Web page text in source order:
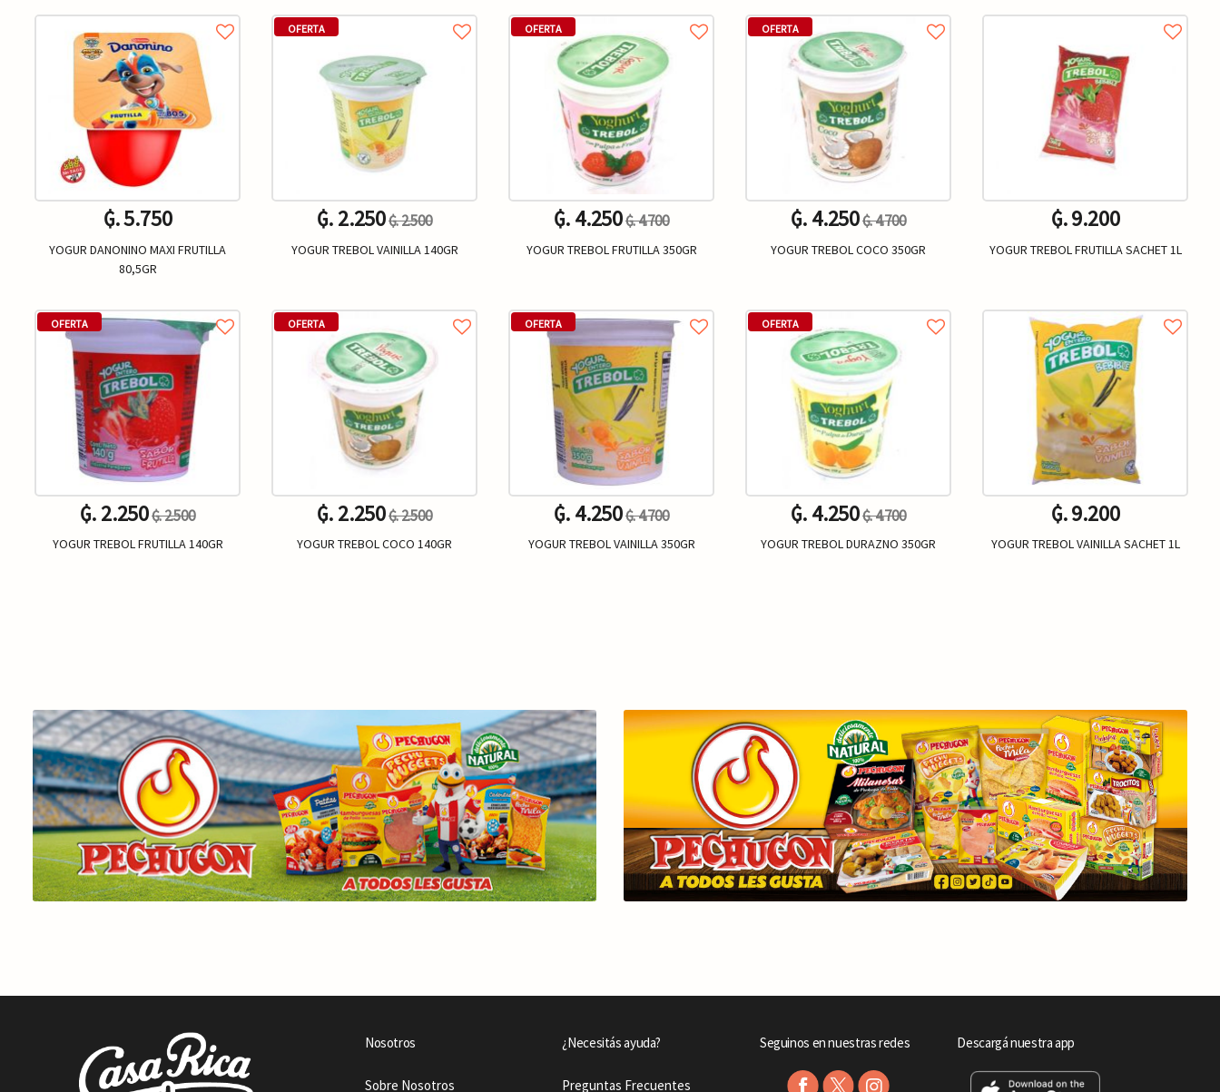
₲. 5.750
YOGUR DANONINO MAXI FRUTILLA
80,5GR
OFERTA
₲. 2.250₲. 2.500
YOGUR TREBOL FRUTILLA 140GR
OFERTA
₲. 2.250₲. 2.500
YOGUR TREBOL VAINILLA 140GR
OFERTA
₲. 2.250₲. 2.500
YOGUR TREBOL COCO 140GR
OFERTA
₲. 4.250₲. 4.700
YOGUR TREBOL FRUTILLA 350GR
OFERTA
₲. 4.250₲. 4.700
YOGUR TREBOL VAINILLA 350GR
OFERTA
₲. 4.250₲. 4.700
YOGUR TREBOL COCO 350GR
OFERTA
₲. 4.250₲. 4.700
YOGUR TREBOL DURAZNO 350GR
₲. 9.200
YOGUR TREBOL FRUTILLA SACHET 1L
₲. 9.200
YOGUR TREBOL VAINILLA SACHET 1L
Nosotros
Sobre Nosotros
¿Necesitás ayuda?
Preguntas Frecuentes
Seguinos en nuestras redes Descargá nuestra app